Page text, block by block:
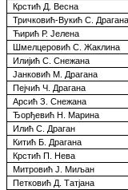
Крстић Д Весна
Тричковић-Вукић С Драгана
Ћирић Р. Јелена
Шмелцеровић С Жаклина
Илијић С Снежана
Јанковић М Драгана
Пејчић Ч Драгана
Арсић З Снежана
Ђорђевић Н Марина
Илић С Драган
Китић Б Драгана
Крстић П Нева
Митровић Ј Миљан
Петковић Д Татјана